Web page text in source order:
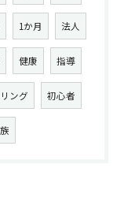
1か月 法人
健康 指導
ング 初心者